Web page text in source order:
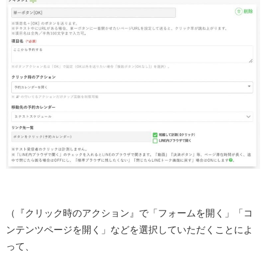
（『クリック時のアクション』で「フォームを開く」「コ
ンテンツページを開く」などを選択していただくことによ
って、